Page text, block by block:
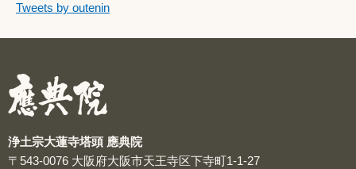
つぶやき
つぶやきをスキップする
Tweets by outenin
浄土宗大蓮寺塔頭 應典院
〒543-0076 大阪府大阪市天王寺区下寺町1-1-27